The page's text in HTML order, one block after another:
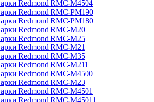
Redmond RMC-M4504
Redmond RMC-PM190
Redmond RMC-PM180
Redmond RMC-M20
Redmond RMC-M25
Redmond RMC-M21
Redmond RMC-M35
Redmond RMC-M211
Redmond RMC-M4500
Redmond RMC-M23
Redmond RMC-M4501
Redmond RMC-M45011